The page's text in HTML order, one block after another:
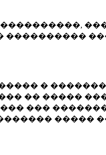
����������
�
�� �����
���
�����